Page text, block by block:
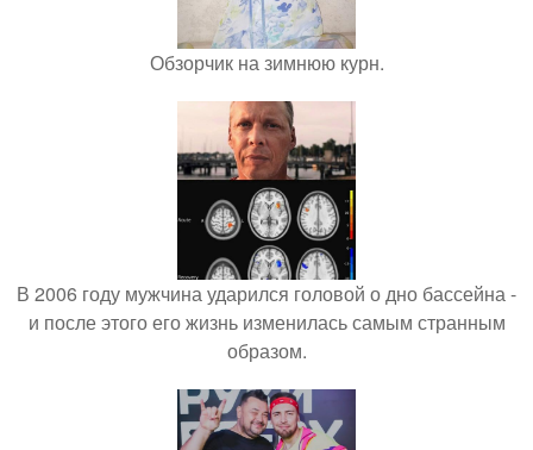
Обзорчик на зимнюю курн.
В 2006 году мужчина ударился головой о дно бассейна -
и после этого его жизнь изменилась самым странным
образом.